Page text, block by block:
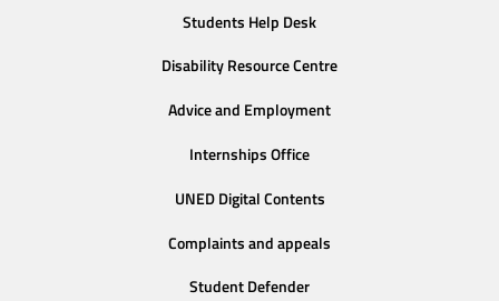
Students Help Desk
Disability Resource Centre
Advice and Employment
Internships Office
UNED Digital Contents
Complaints and appeals
Student Defender